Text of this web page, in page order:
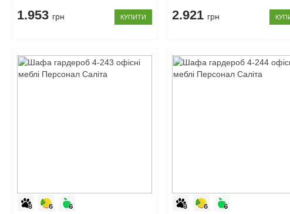
1.953 грн КУПИТИ 2.921 грн